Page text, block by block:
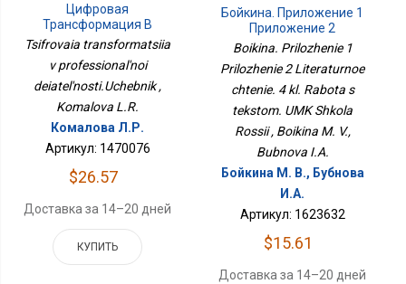
Цифровая
Трансформация В
Профессиональной
Tsifrovaia transformatsiia
v professional'noi
deiatel'nosti.Uchebnik ,
Komalova L.R.
Комалова Л.Р.
Артикул: 1470076
$26.57
Доставка за 14–20 дней
КУПИТЬ
Бойкина. Приложение 1
Приложение 2
Литературное Чтение. 4
УМК Школа России
Boikina. Prilozhenie 1
Prilozhenie 2 Literaturnoe
chtenie. 4 kl. Rabota s
tekstom. UMK Shkola
Rossii , Boikina M. V.,
Bubnova I.A.
Бойкина М. В., Бубнова
И.А.
Артикул: 1623632
$15.61
Доставка за 14–20 дней